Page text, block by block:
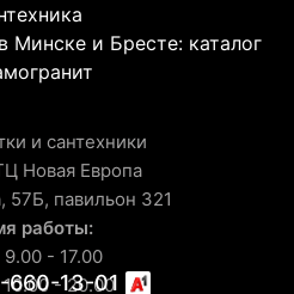
Минске и Бресте: каталог
и сантехники
Новая Европа
57Б, павильон 321
работы:
- 17.00
- 20.00
660-13-01